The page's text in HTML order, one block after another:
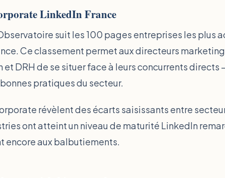
LinkedIn France
suit les 100 pages entreprises les plus
Ce classement permet aux directeurs
DRH de se situer face à leurs concurrents directs
pratiques du secteur.
révèlent des écarts saisissants entre
ont atteint un niveau de maturité LinkedIn
encore aux balbutiements.